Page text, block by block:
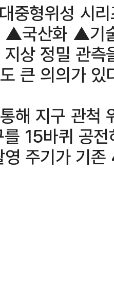
중형위성 시
▲국산화 ▲기
상 정밀 관
큰 의의가 있
해 지구 관척
15바퀴 공
영 주기가 기